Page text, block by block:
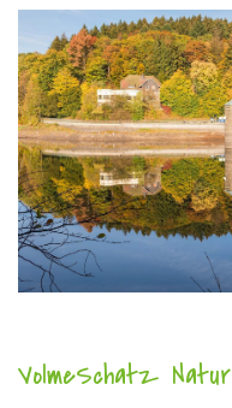
VolmeSchatz Natur